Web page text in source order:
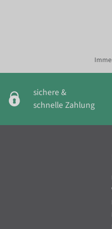
sichere &
schnelle Zahlung